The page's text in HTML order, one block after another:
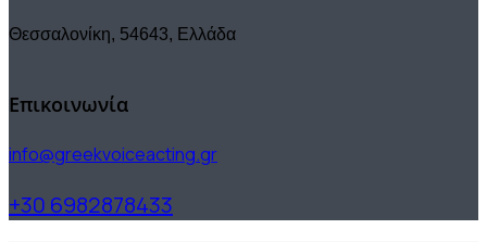
Θεσσαλονίκη, 54643, Ελλάδα
Επικοινωνία
info@greekvoiceacting.gr
+30 6982878433